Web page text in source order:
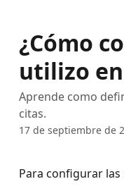
¿Cómo
utilizo
Aprende como
citas.
17 de septiembre de
Para configurar